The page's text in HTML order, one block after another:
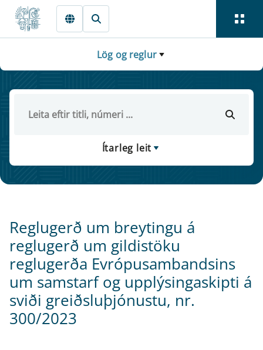
Fara beint í Meginmál
Lög og reglur
Ítarleg leit
Reglugerð um breytingu á
reglugerð um gildistöku
reglugerða Evrópusambandsins
um samstarf og upplýsingaskipti á
sviði greiðsluþjónustu, nr.
300/2023